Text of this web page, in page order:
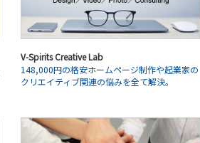
V-Spirits Creative Lab
148,000円の格安ホームページ制作や起業家の
クリエイティブ関連の悩みを全て解決。